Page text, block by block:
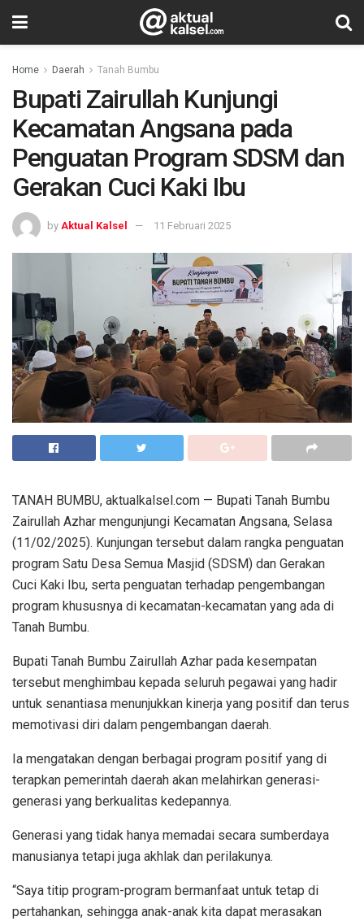
Home Daerah Tanah Bumbu
Bupati Zairullah Kunjungi
Kecamatan Angsana pada
Penguatan Program SDSM dan
Gerakan Cuci Kaki Ibu
by Aktual Kalsel 11 Februari 2025
TANAH BUMBU, aktualkalsel.com — Bupati Tanah Bumbu
Zairullah Azhar mengunjungi Kecamatan Angsana, Selasa
(11/02/2025). Kunjungan tersebut dalam rangka penguatan
program Satu Desa Semua Masjid (SDSM) dan Gerakan
Cuci Kaki Ibu, serta penguatan terhadap pengembangan
program khususnya di kecamatan-kecamatan yang ada di
Tanah Bumbu.
Bupati Tanah Bumbu Zairullah Azhar pada kesempatan
tersebut menghimbau kepada seluruh pegawai yang hadir
untuk senantiasa menunjukkan kinerja yang positif dan terus
memotivasi diri dalam pengembangan daerah.
Ia mengatakan dengan berbagai program positif yang di
terapkan pemerintah daerah akan melahirkan generasi-
generasi yang berkualitas kedepannya.
Generasi yang tidak hanya memadai secara sumberdaya
manusianya tetapi juga akhlak dan perilakunya.
“Saya titip program-program bermanfaat untuk tetap di
pertahankan, sehingga anak-anak kita dapat merasakan